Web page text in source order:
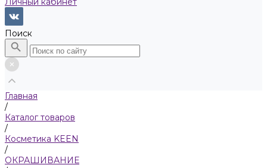
Поиск
Главная
/
Каталог товаров
/
Косметика KEEN
/
ОКРАШИВАНИЕ